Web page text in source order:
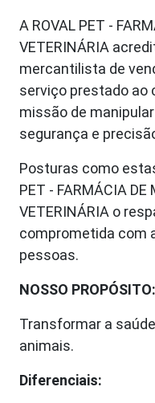
A ROVAL PET -
VETERINÁRIA
mercantilista de
serviço prestado ao
missão de
segurança e
Posturas como
PET - FARMÁCIA DE
VETERINÁRIA o
comprometida com
pessoas.
NOSSO PROPÓSITO:
Transformar a
animais.
Diferenciais: